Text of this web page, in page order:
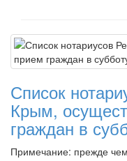
Список
Крым,
граждан в
Примечание: прежде